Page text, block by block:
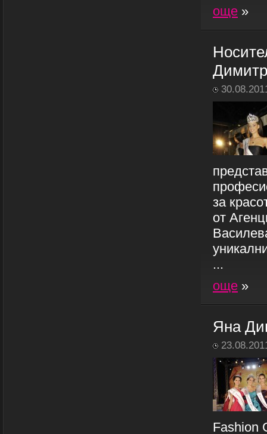
още »
за
от
...
още »
Яна
Fashion